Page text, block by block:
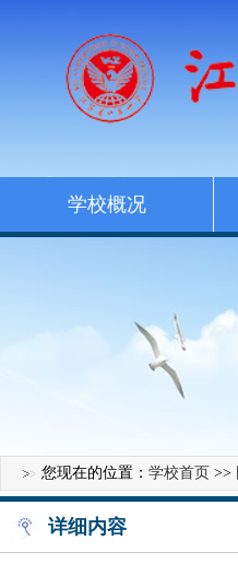
学校概况
您现在的位置： 学校首页 >>
详细内容